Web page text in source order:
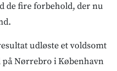
de fire forbehold, der nu
udløste et voldsomt
på Nørrebro i København